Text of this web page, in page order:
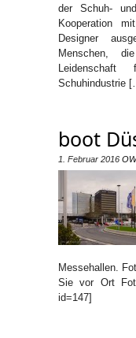
der Schuh-
Kooperation
Designer
Menschen,
Schuhindustrie
boot
1. Februar 2016
Messehallen.
Sie vor Ort
id=147]